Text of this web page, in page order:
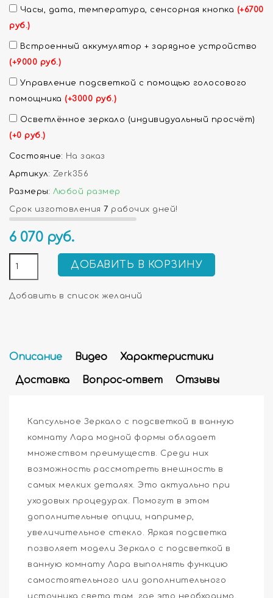
Часы, дата, температура, сенсорная кнопка (+6700
руб.)
Встроенный аккумулятор + зарядное устройство
(+9000 руб.)
Управление подсветкой с помощью голосового
помощника (+3000 руб.)
Осветлённое зеркало (индивидуальный просчёт)
(+0 руб.)
Состояние: На заказ
Артикул: Zerk356
Размеры: Любой размер
Срок изготовления 7 рабочих дней!
6 070 руб.
ДОБАВИТЬ В КОРЗИНУ
Добавить в список желаний
Описание Видео Характеристики
Доставка Вопрос-ответ Отзывы
Капсульное Зеркало с подсветкой в ванную
комнату Лара модной формы обладает
множеством преимуществ. Среди них
возможность рассмотреть внешность в
самых мелких деталях. Это актуально при
уходовых процедурах. Помогут в этом
дополнительные опции, например,
увеличительное стекло. Яркая подсветка
позволяет модели Зеркало с подсветкой в
ванную комнату Лара выполнять функцию
самостоятельного или дополнительного